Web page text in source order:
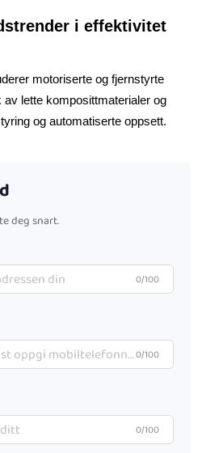
i effektivitet
motoriserte og fjernstyrte
lette komposittmaterialer og
og automatiserte oppsett.
deg snart.
0/100
0/100
0/100